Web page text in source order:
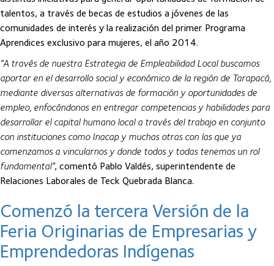
talentos, a través de becas de estudios a jóvenes de las
comunidades de interés y la realización del primer Programa
Aprendices exclusivo para mujeres, el año 2014.
“A través de nuestra Estrategia de Empleabilidad Local buscamos
aportar en el desarrollo social y económico de la región de Tarapacá,
mediante diversas alternativas de formación y oportunidades de
empleo, enfocándonos en entregar competencias y habilidades para
desarrollar el capital humano local a través del trabajo en conjunto
con instituciones como Inacap y muchas otras con las que ya
comenzamos a vincularnos y donde todos y todas tenemos un rol
fundamental”, comentó Pablo Valdés, superintendente de
Relaciones Laborales de Teck Quebrada Blanca.
Comenzó la tercera Versión de la
Feria Originarias de Empresarias y
Emprendedoras Indígenas